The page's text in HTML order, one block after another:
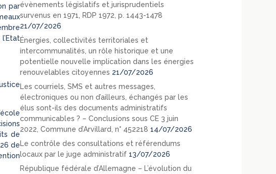
par
de
de
évènements législatifs et jurisprudentiels
survenus en 1971, RDP 1972, p. 1443-1478
21/07/2026
Énergies, collectivités territoriales et
intercommunalités, un rôle historique et une
potentielle nouvelle implication dans les énergies
renouvelables citoyennes 21/07/2026
Les courriels, SMS et autres messages,
électroniques ou non d’ailleurs, échangés par les
élus sont-ils des documents administratifs
communicables ? – Conclusions sous CE 3 juin
2022, Commune d’Arvillard, n° 452218 14/07/2026
Le contrôle des consultations et référendums
locaux par le juge administratif 13/07/2026
République fédérale d’Allemagne – L’évolution du